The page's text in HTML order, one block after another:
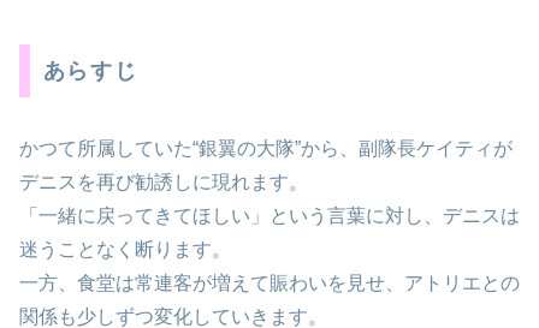
あらすじ
かつて所属していた“銀翼の大隊”から、副隊長ケイティが
デニスを再び勧誘しに現れます。
「一緒に戻ってきてほしい」という言葉に対し、デニスは
迷うことなく断ります。
一方、食堂は常連客が増えて賑わいを見せ、アトリエとの
関係も少しずつ変化していきます。